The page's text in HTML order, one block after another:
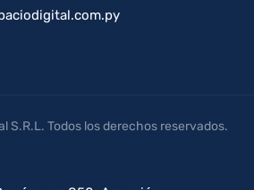
S.R.L. Todos los derechos reservados.